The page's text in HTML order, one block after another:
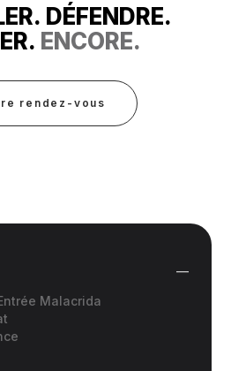
DÉFENDRE.
ENCORE.
rendez-vous
Malacrida